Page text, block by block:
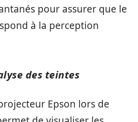
pour assurer que le
à la perception
des teintes
Epson lors de